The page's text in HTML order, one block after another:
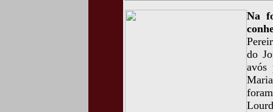
Na
do
avós